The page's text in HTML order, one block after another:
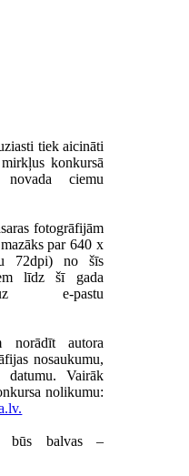
tiek aicināti
konkursā
novada ciemu
fotogrāfijām
par 640 x
72dpi) no šīs
līdz šī gada
e-pastu
norādīt autora
nosaukumu,
datumu. Vairāk
nolikumu:
būs balvas –